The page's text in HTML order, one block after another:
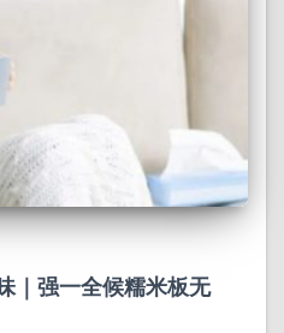
｜强一全候糯米板无